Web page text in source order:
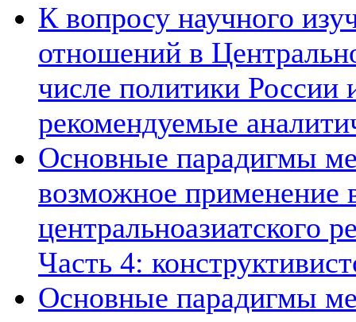
К вопросу научного
отношений в
числе политики России
рекомендуемые
Основные парадигмы
возможное применение
центральноазиатского
Часть 4:
Основные парадигмы